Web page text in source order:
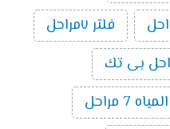
فلتر ٧مراحل
مراحل